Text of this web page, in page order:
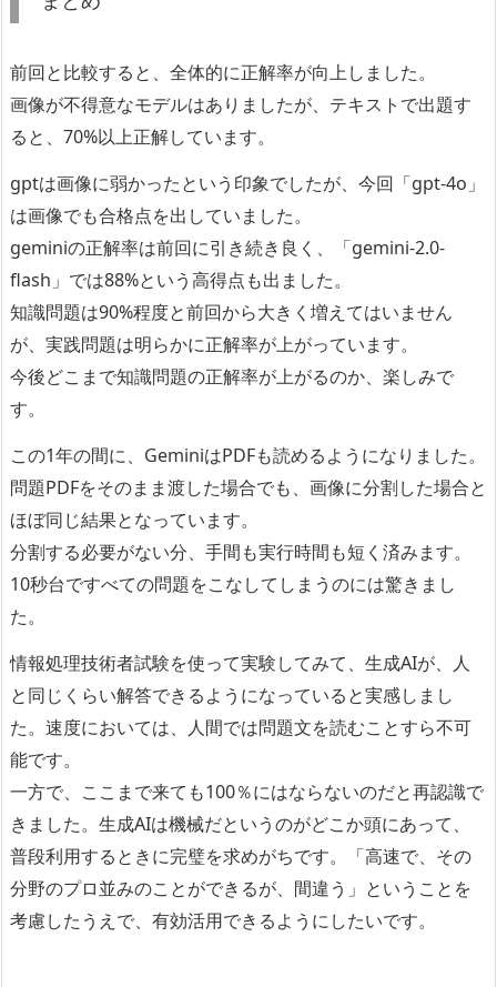
前回と比較すると、全体的に正解率が向上しました。
画像が不得意なモデルはありましたが、テキストで出題す
ると、70%以上正解しています。
gptは画像に弱かったという印象でしたが、今回「gpt-4o」
は画像でも合格点を出していました。
geminiの正解率は前回に引き続き良く、「gemini-2.0-
flash」では88%という高得点も出ました。
知識問題は90%程度と前回から大きく増えてはいません
が、実践問題は明らかに正解率が上がっています。
今後どこまで知識問題の正解率が上がるのか、楽しみで
す。
この1年の間に、GeminiはPDFも読めるようになりました。
問題PDFをそのまま渡した場合でも、画像に分割した場合と
ほぼ同じ結果となっています。
分割する必要がない分、手間も実行時間も短く済みます。
10秒台ですべての問題をこなしてしまうのには驚きまし
た。
情報処理技術者試験を使って実験してみて、生成AIが、人
と同じくらい解答できるようになっていると実感しまし
た。速度においては、人間では問題文を読むことすら不可
能です。
一方で、ここまで来ても100％にはならないのだと再認識で
きました。生成AIは機械だというのがどこか頭にあって、
普段利用するときに完璧を求めがちです。「高速で、その
分野のプロ並みのことができるが、間違う」ということを
考慮したうえで、有効活用できるようにしたいです。